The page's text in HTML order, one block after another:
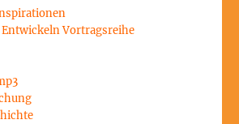
Vortragsreihe